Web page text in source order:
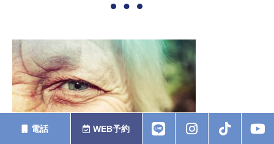
電話 WEB予約